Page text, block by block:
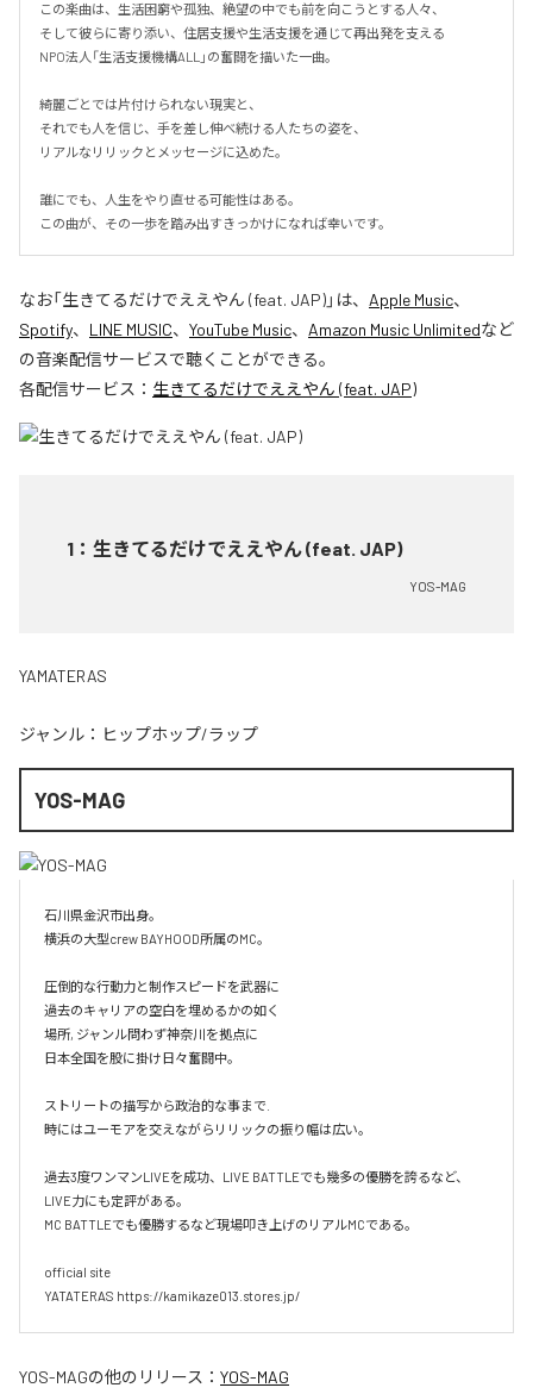
この楽曲は、生活困窮や孤独、絶望の中でも前を向こうとする人々、
そして彼らに寄り添い、住居支援や生活支援を通じて再出発を支える
NPO法人「生活支援機構ALL」の奮闘を描いた一曲。
綺麗ごとでは片付けられない現実と、
それでも人を信じ、手を差し伸べ続ける人たちの姿を、
リアルなリリックとメッセージに込めた。
誰にでも、人生をやり直せる可能性はある。
この曲が、その一歩を踏み出すきっかけになれば幸いです。
なお「生きてるだけでええやん (feat. JAP)」は、 Apple Music、
Spotify、 LINE MUSIC、 YouTube Music、 Amazon Music Unlimitedなど
の音楽配信サービスで聴くことができる。
各配信サービス： 生きてるだけでええやん (feat. JAP)
1 ： 生きてるだけでええやん (feat. JAP)
YOS-MAG
YAMATERAS
ジャンル： ヒップホップ/ラップ
YOS-MAG
石川県金沢市出身。
横浜の大型crew BAYHOOD所属のMC。
圧倒的な行動力と制作スピードを武器に
過去のキャリアの空白を埋めるかの如く
場所, ジャンル問わず神奈川を拠点に
日本全国を股に掛け日々奮闘中。
ストリートの描写から政治的な事まで.
時にはユーモアを交えながらリリックの振り幅は広い。
過去3度ワンマンLIVEを成功、LIVE BATTLEでも幾多の優勝を誇るなど、
LIVE力にも定評がある。
MC BATTLEでも優勝するなど現場叩き上げのリアルMCである。
official site
YATATERAS https://kamikaze013.stores.jp/
YOS-MAGの他のリリース： YOS-MAG